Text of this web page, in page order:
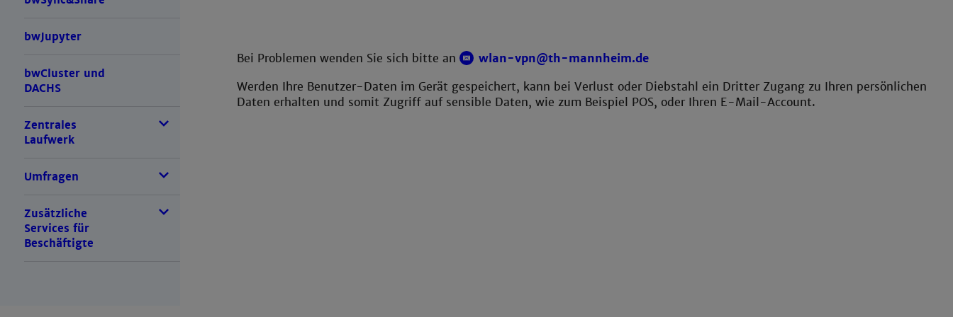
bwJupyter
bwCluster und
DACHS
Zentrales
Laufwerk
Umfragen
Zusätzliche
Services für
Beschäftigte
Bei Problemen wenden Sie sich bitte an
wlan-vpn@th-mannheim.de
Werden Ihre Benutzer-Daten im Gerät gespeichert, kann bei Verlust oder Diebstahl ein Dritter Zugang zu Ihren persönlichen
Daten erhalten und somit Zugriff auf sensible Daten, wie zum Beispiel POS, oder Ihren E-Mail-Account.